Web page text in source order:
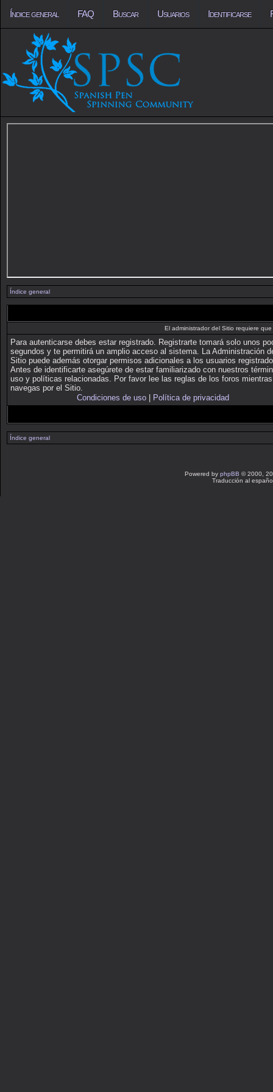
Índice general FAQ Buscar Usuarios Identificarse
Índice general
El administrador del Sitio requiere
Para autenticarse debes estar registrado. Registrarte tomará solo unos
segundos y te permitirá un amplio acceso al sistema. La Administración
Sitio puede además otorgar permisos adicionales a los usuarios
Antes de identificarte asegúrete de estar familiarizado con nuestros
uso y políticas relacionadas. Por favor lee las reglas de los foros mientras
navegas por el Sitio.
Condiciones de uso| Política de privacidad
Índice general
Powered by phpBB © 2000,
Traducción al